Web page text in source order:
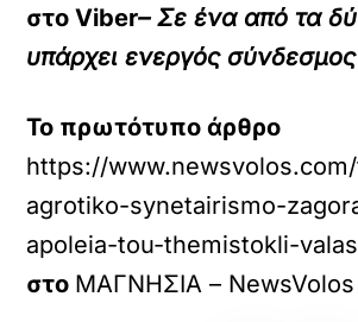
στοViber– Σε ένα από τα
υπάρχει ενεργός σύνδεσμος
Το πρωτότυπο άρθρο
https://
agrotiko-synetairismo-
apoleia-tou-themistokli-
στο ΜΑΓΝΗΣΙΑ – NewsVolos